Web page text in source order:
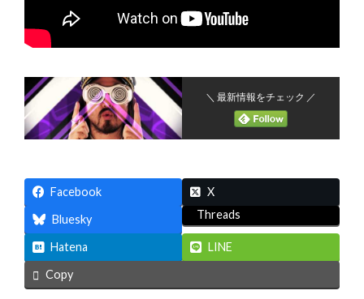
＼ 最新情報をチェック ／
Facebook
X
Bluesky
Threads
Hatena
LINE
Copy